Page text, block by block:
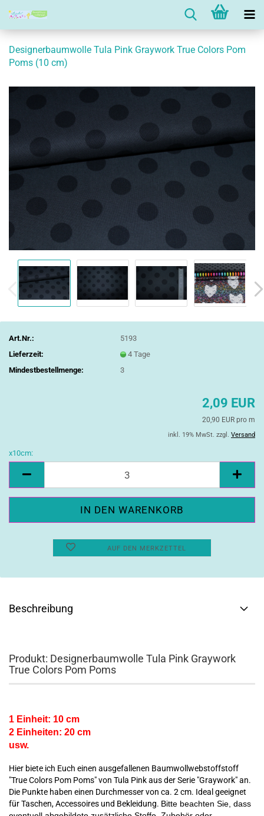
Designerbaumwolle Tula Pink Graywork True Colors Pom
Poms (10 cm)
Art.Nr.:
5193
Lieferzeit:
4 Tage
Mindestbestellmenge:
3
2,09 EUR
20,90 EUR pro m
inkl. 19% MwSt. zzgl. Versand
x10cm:
AUF DEN MERKZETTEL
Beschreibung
Produkt: Designerbaumwolle Tula Pink Graywork
True Colors Pom Poms
1 Einheit: 10 cm
2 Einheiten: 20 cm
usw.
Hier biete ich Euch einen ausgefallenen Baumwollwebstoffstoff
"True Colors Pom Poms" von Tula Pink aus der Serie "Graywork" an.
Die Punkte haben einen Durchmesser von ca. 2 cm. Ideal geeignet
für Taschen, Accessoires und Bekleidung. Bitte beachten Sie, dass